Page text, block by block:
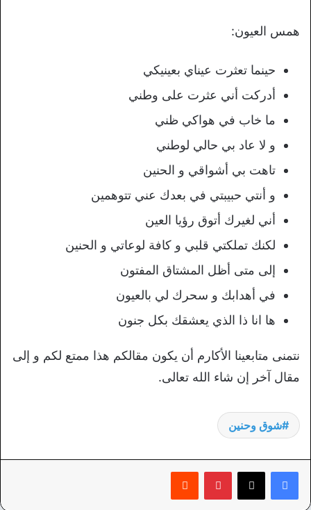
همس العيون:
حينما تعثرت عيناي بعينيكي
أدركت أني عثرت على وطني
ما خاب في هواكي ظني
و لا عاد بي حالي لوطني
تاهت بي أشواقي و الحنين
و أنتي حبيبتي في بعدك عني تتوهمين
أني لغيرك أتوق رؤيا العين
لكنك تملكتي قلبي و كافة لوعاتي و الحنين
إلى متى أظل المشتاق المفتون
في أهدابك و سحرك لي بالعيون
ها انا ذا الذي يعشقك بكل جنون
نتمنى متابعينا الأكارم أن يكون مقالكم هذا ممتع لكم و إلى
مقال آخر إن شاء الله تعالى.
شوق وحنين
بينتيريست